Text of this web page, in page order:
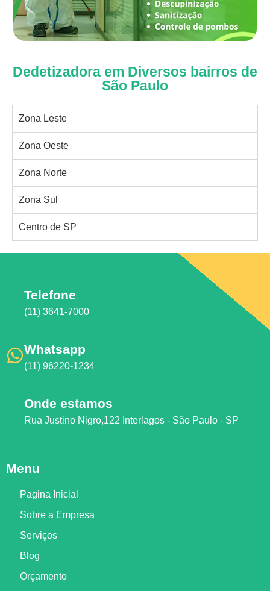
Dedetizadora em Diversos bairros de
São Paulo
Zona Leste
Zona Oeste
Zona Norte
Zona Sul
Centro de SP
Telefone
(11) 3641-7000
Whatsapp
(11) 96220-1234
Onde estamos
Rua Justino Nigro,122 Interlagos - São Paulo - SP
Menu
Pagina Inicial
Sobre a Empresa
Serviços
Blog
Orçamento